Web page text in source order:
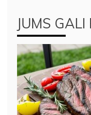
JUMS